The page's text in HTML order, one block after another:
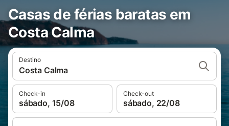
Casas de férias baratas em
Costa Calma
Destino
Costa Calma
Check-in
sábado, 15/08
Check-out
sábado, 22/08